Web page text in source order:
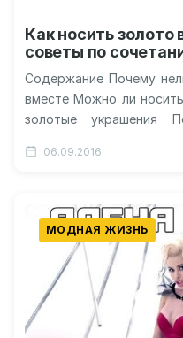
Как носить
советы по
Содержание Почему
вместе Можно ли
золотые украшения
06.09.2016
МОДНАЯ ЖИЗНЬ